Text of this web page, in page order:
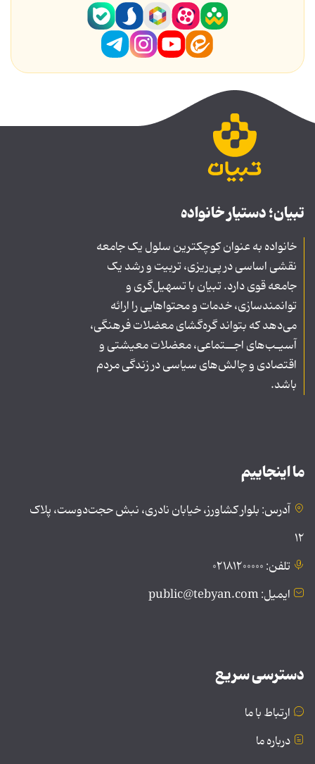
تبیان؛ دستیار خانواده
خانواده به عنوان کوچکترین سلول یک جامعه
نقشی اساسی در پی‌ریزی، تربیت و رشد یک
جامعه قوی دارد. تبیان با تسهیل‌گری و
توانمندسازی، خدمات و محتواهایی را ارائه
می‌دهد که بتواند گره‌گشای معضلات فرهنگی،
آسیـب‌های اجــتماعی، معضلات معیشتی و
اقتصادی و چالش‌های سیاسی در زندگی مردم
باشد.
ما اینجاییم
آدرس: بلوار کشاورز، خیابان نادری، نبش حجت‌دوست، پلاک
۱۲
تلفن: ۰۲۱۸۱۲۰۰۰۰۰
ایمیل: public@tebyan.com
دسترسی سریع
ارتباط با ما
درباره ما